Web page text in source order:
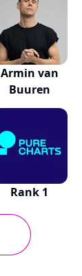
Armin van
Buuren
Rank 1